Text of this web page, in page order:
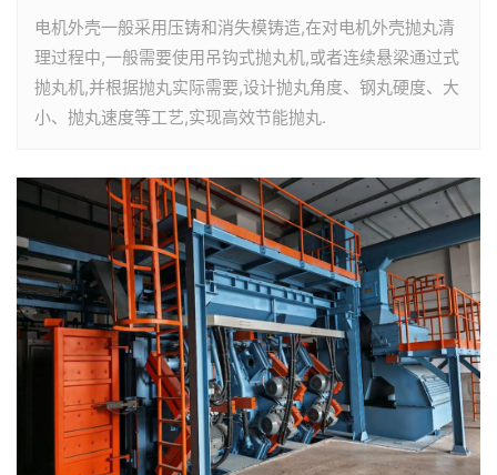
电机外壳一般采用压铸和消失模铸造,在对电机外壳抛丸清
理过程中,一般需要使用吊钩式抛丸机,或者连续悬梁通过式
抛丸机,并根据抛丸实际需要,设计抛丸角度、钢丸硬度、大
小、抛丸速度等工艺,实现高效节能抛丸.